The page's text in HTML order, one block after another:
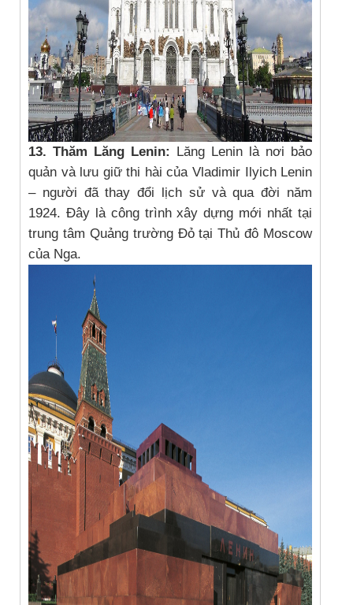
13. Thăm Lăng Lenin:
Lăng Lenin là nơi bảo
quản và lưu giữ thi hài của Vladimir Ilyich Lenin
– người đã thay đổi lịch sử và qua đời năm
1924. Đây là công trình xây dựng mới nhất tại
trung tâm Quảng trường Đỏ tại Thủ đô Moscow
của Nga.